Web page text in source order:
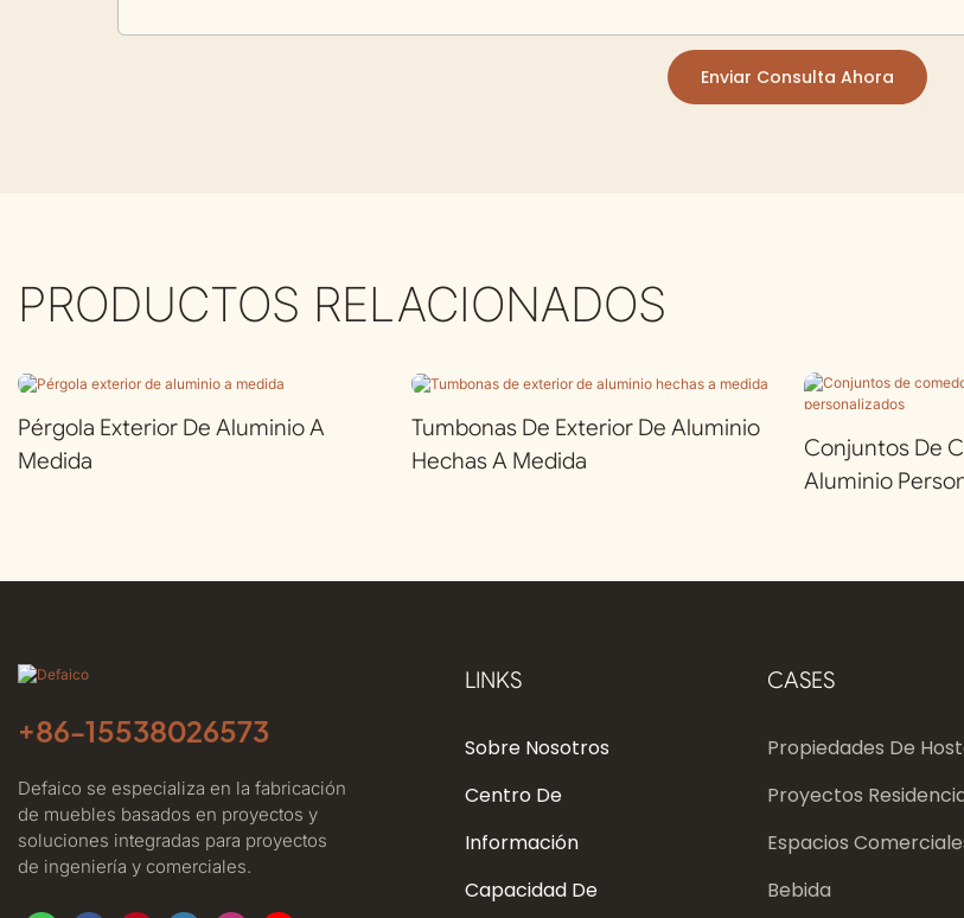
Enviar Consulta Ahora
PRODUCTOS RELACIONADOS
Pérgola Exterior De Aluminio A
Medida
Tumbonas De Exterior De Aluminio
Hechas A Medida
Conjuntos De
Aluminio
+86-15538026573
Defaico se especializa en la fabricación
de muebles basados ​​en proyectos y
soluciones integradas para proyectos
de ingeniería y comerciales.
LINKS
Sobre Nosotros
Centro De
Información
Capacidad De
CASES
Propiedades De
Proyectos
Espacios
Bebida